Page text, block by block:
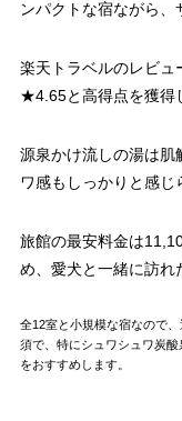
ンパクトな宿ながら、
楽天トラベルのレビ
★4.65と高得点を獲得
源泉かけ流しの湯は肌
ワ感もしっかりと感じ
旅館の最安料金は
め、愛犬と一緒に訪れ
全12室と小規模な宿なので
須で、特にシュワシュワ炭
をおすすめします。